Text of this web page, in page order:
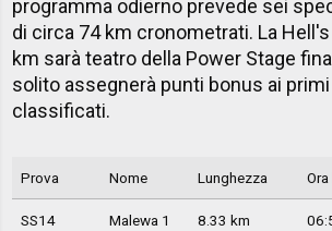
programma odierno prevede sei
di circa 74 km cronometrati. La Hell's
km sarà teatro della Power Stage
solito assegnerà punti bonus ai
classificati.
Prova Nome Lunghezza
SS14 Malewa 1 8.33 km